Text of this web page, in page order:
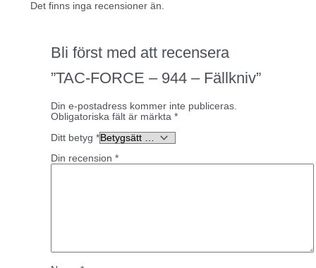
Det finns inga recensioner än.
Bli först med att recensera
”TAC-FORCE – 944 – Fällkniv”
Din e-postadress kommer inte publiceras.
Obligatoriska fält är märkta *
Ditt betyg *
Din recension *